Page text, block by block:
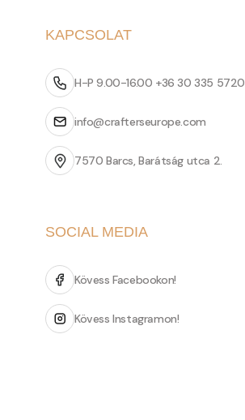
KAPCSOLAT
H-P 9.00-16.00 +36 30 335 5720
info@crafterseurope.com
7570 Barcs, Barátság utca 2.
SOCIAL MEDIA
Kövess Facebookon!
Kövess Instagramon!